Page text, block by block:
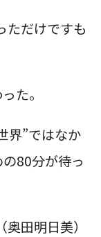
ただけですも
た。
界”ではなか
80分が待っ
（奥田明日美）